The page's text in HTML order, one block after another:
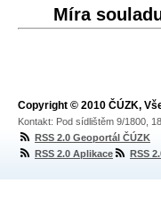
Míra
Copyright © 2010 ČÚZK,
Kontakt: Pod sídlištěm 9/1800,
RSS 2.0 Geoportál ČÚZK
RSS 2.0 Aplikace
RSS